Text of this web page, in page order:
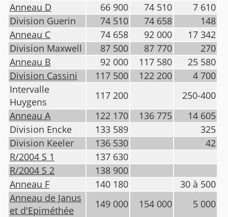
Anneau D
66 900 74 510
7 610
Division Guerin
74 510 74 658
148
Anneau C
74 658 92 000
17 342
Division Maxwell
87 500 87 770
270
Anneau B
92 000 117 580
25 580
Division Cassini
117 500 122 200
4 700
Intervalle
Huygens
117 200
250-400
Anneau A
122 170 136 775
14 605
Division Encke
133 589
325
Division Keeler
136 530
42
R/2004 S 1
137 630
R/2004 S 2
138 900
Anneau F
140 180
30 à 500
Anneau de Janus
et d'Epiméthée
149 000 154 000
5 000